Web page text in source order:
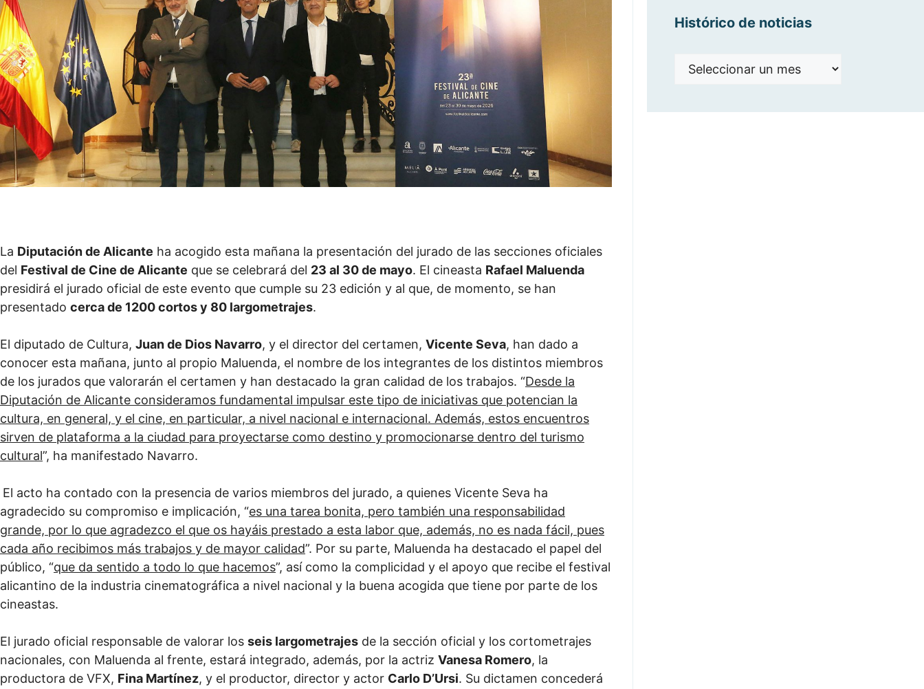
La Diputación de Alicante ha acogido esta mañana la presentación del jurado de las secciones oficiales
del Festival de Cine de Alicante que se celebrará del 23 al 30 de mayo. El cineasta Rafael Maluenda
presidirá el jurado oficial de este evento que cumple su 23 edición y al que, de momento, se han
presentado cerca de 1200 cortos y 80 largometrajes.
El diputado de Cultura, Juan de Dios Navarro, y el director del certamen, Vicente Seva, han dado a
conocer esta mañana, junto al propio Maluenda, el nombre de los integrantes de los distintos miembros
de los jurados que valorarán el certamen y han destacado la gran calidad de los trabajos. “Desde la
Diputación de Alicante consideramos fundamental impulsar este tipo de iniciativas que potencian la
cultura, en general, y el cine, en particular, a nivel nacional e internacional. Además, estos encuentros
sirven de plataforma a la ciudad para proyectarse como destino y promocionarse dentro del turismo
cultural”, ha manifestado Navarro.
El acto ha contado con la presencia de varios miembros del jurado, a quienes Vicente Seva ha
agradecido su compromiso e implicación, “es una tarea bonita, pero también una responsabilidad
grande, por lo que agradezco el que os hayáis prestado a esta labor que, además, no es nada fácil, pues
cada año recibimos más trabajos y de mayor calidad”. Por su parte, Maluenda ha destacado el papel del
público, “que da sentido a todo lo que hacemos”, así como la complicidad y el apoyo que recibe el festival
alicantino de la industria cinematográfica a nivel nacional y la buena acogida que tiene por parte de los
cineastas.
El jurado oficial responsable de valorar los seis largometrajes de la sección oficial y los cortometrajes
nacionales, con Maluenda al frente, estará integrado, además, por la actriz Vanesa Romero, la
productora de VFX, Fina Martínez, y el productor, director y actor Carlo D’Ursi. Su dictamen concederá
Histórico de noticias
Histórico